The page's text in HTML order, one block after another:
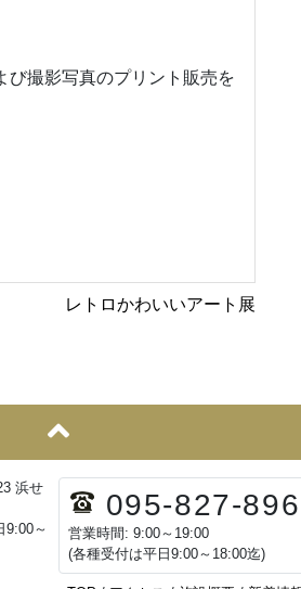
び撮影写真のプリント販売を
レトロかわいいアート展
浜せ
9:00～
095-827-
営業時間: 9:00～19:00
(各種受付は平日9:00～18:00迄)